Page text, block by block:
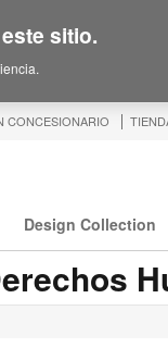
CONCESIONARIO
Design Collection
sitio.